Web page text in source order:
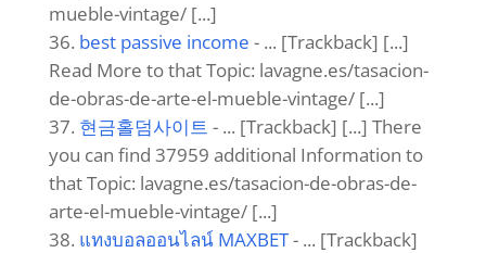
mueble-vintage/ [...]
best passive income - ... [Trackback] [...]
Read More to that Topic: lavagne.es/tasacion-
de-obras-de-arte-el-mueble-vintage/ [...]
현금홀덤사이트 - ... [Trackback] [...] There
you can find 37959 additional Information to
that Topic: lavagne.es/tasacion-de-obras-de-
arte-el-mueble-vintage/ [...]
แทงบอลออนไลน์ MAXBET- ... [Trackback]